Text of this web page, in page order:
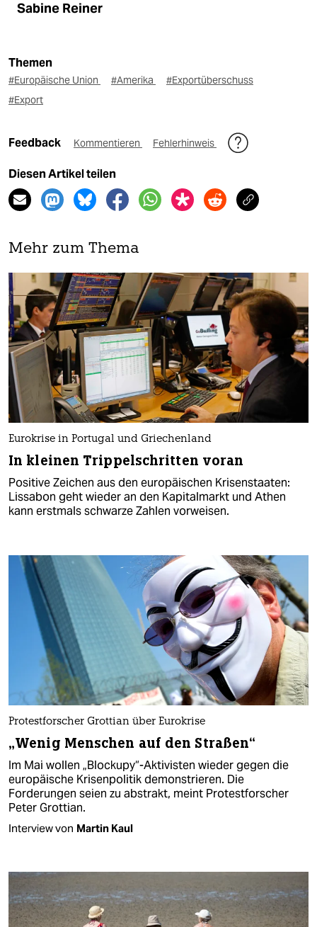
Sabine Reiner
Themen
#Europäische Union #Amerika
#Exportüberschuss
#Export
Feedback Kommentieren Fehlerhinweis
Diesen Artikel teilen
Mehr zum Thema
Eurokrise in Portugal und Griechenland
In kleinen Trippelschritten voran
Positive Zeichen aus den europäischen Krisenstaaten:
Lissabon geht wieder an den Kapitalmarkt und Athen
kann erstmals schwarze Zahlen vorweisen.
Protestforscher Grottian über Eurokrise
„Wenig Menschen auf den Straßen“
Im Mai wollen „Blockupy“-Aktivisten wieder gegen die
europäische Krisenpolitik demonstrieren. Die
Forderungen seien zu abstrakt, meint Protestforscher
Peter Grottian.
Interview von Martin Kaul